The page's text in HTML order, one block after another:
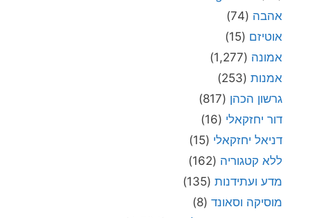
אהבה (74)
אוטיזם (15)
אמונה (1,277)
אמנות (253)
גרשון הכהן (817)
דור יחזקאלי (16)
דניאל יחזקאלי (15)
ללא קטגוריה (162)
מדע ועתידנות (135)
מוסיקה וסאונד (8)